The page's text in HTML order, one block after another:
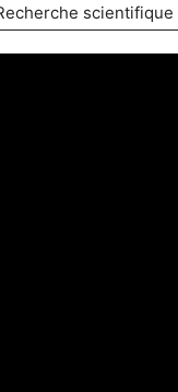
scientifique